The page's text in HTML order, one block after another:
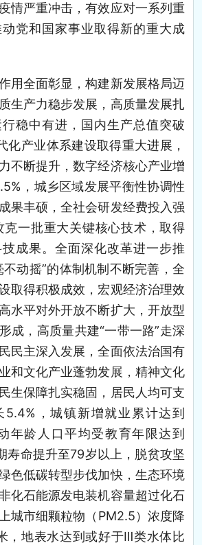
情严重冲击，有效应对一系列重
党和国家事业取得新的重大成
用全面彰显，构建新发展格局迈
生产力稳步发展，高质量发展扎
稳中有进，国内生产总值突破
化产业体系建设取得重大进展，
不断提升，数字经济核心产业增
，城乡区域发展平衡性协调性
果丰硕，全社会研发经费投入强
克一批重大关键核心技术，取得
成果。全面深化改革进一步推
不动摇”的体制机制不断完善，全
取得积极成效，宏观经济治理效
水平对外开放不断扩大，开放型
成，高质量共建“一带一路”走深
民主深入发展，全面依法治国有
和文化产业蓬勃发展，精神文化
生保障扎实稳固，居民人均可支
5.4%，城镇新增就业累计达到
年龄人口平均受教育年限达到
寿命提升至79岁以上，脱贫攻坚
色低碳转型步伐加快，生态环境
化石能源发电装机容量超过化石
城市细颗粒物（PM2.5）浓度降
，地表水达到或好于Ⅲ类水体比